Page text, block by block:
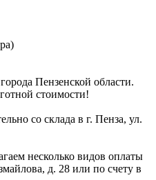
Пензенской области.
стоимости!
со склада в г. Пенза, ул.
несколько видов оплаты
д. 28 или по счету в